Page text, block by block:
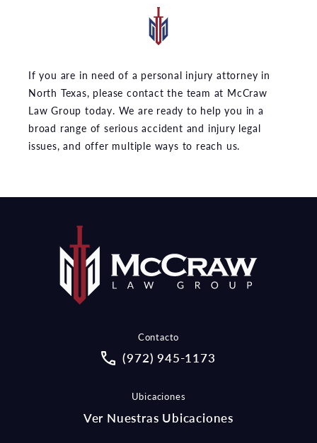
If you are in need of a personal injury attorney in
North Texas, please contact the team at McCraw
Law Group today. We are ready to help you in a
broad range of serious accident and injury legal
issues, and offer multiple ways to reach us.
Contacto
Call McCraw Law Group on the
(972) 945-1173
Ubicaciones
Ver Nuestras Ubicaciones